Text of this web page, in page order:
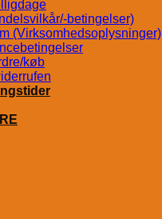
betingelser)
(Virksomhedsoplysninger)
køb